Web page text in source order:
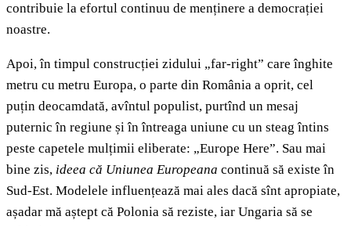
contribuie la efortul continuu de menținere a democrației
noastre.
Apoi, în timpul construcției zidului „far-right” care înghite
metru cu metru Europa, o parte din România a oprit, cel
puțin deocamdată, avîntul populist, purtînd un mesaj
puternic în regiune și în întreaga uniune cu un steag întins
peste capetele mulțimii eliberate: „Europe Here”. Sau mai
bine zis, ideea că Uniunea Europeana continuă să existe în
Sud-Est. Modelele influențează mai ales dacă sînt apropiate,
așadar mă aștept că Polonia să reziste, iar Ungaria să se